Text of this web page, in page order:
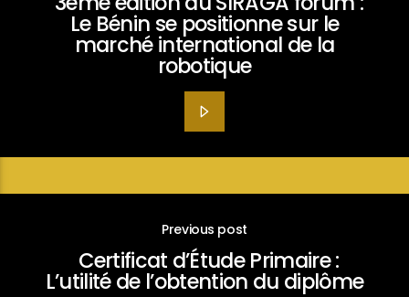
Le Bénin se positionne sur le
marché international de la
robotique
Previous post
Certificat d’Étude Primaire :
L’utilité de l’obtention du diplôme